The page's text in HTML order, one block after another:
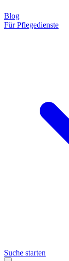
Blog
Für Pflegedienste
Suche starten